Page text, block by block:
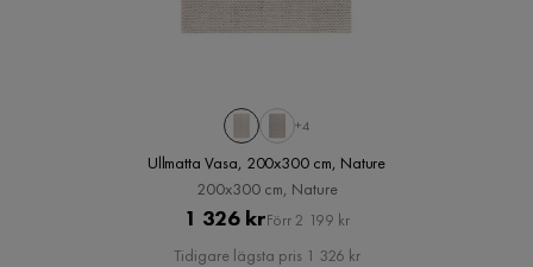
+4
Ullmatta Vasa, 200x300 cm, Nature
200x300 cm, Nature
Pris
1 326 krOriginal
Pris
Förr 2 199 kr
Tidigare lägsta pris 1 326 kr